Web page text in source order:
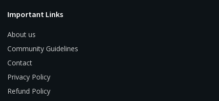
Important Links
About us
Community Guidelines
Contact
Privacy Policy
Refund Policy